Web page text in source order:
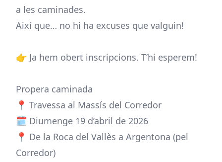
a les caminades.
Així que… no hi ha excuses que valguin!
👉 Ja hem obert inscripcions. T’hi esperem!
Propera caminada
📍 Travessa al Massís del Corredor
🗓 Diumenge 19 d’abril de 2026
📍 De la Roca del Vallès a Argentona (pel
Corredor)